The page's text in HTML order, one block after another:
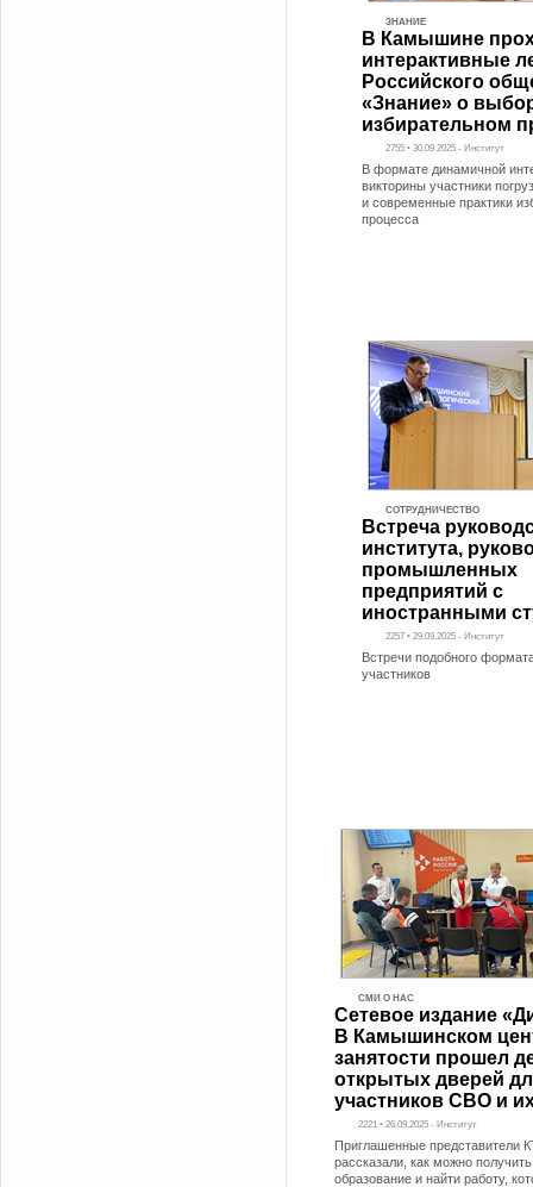
ЗНАНИЕ
В Камышине
интерактивные
Российского
«Знание» о
избирательном
2755 • 30.09.2025 - Институт
В формате динамичной
викторины участники
и современные практики
процесса
СОТРУДНИЧЕСТВО
Встреча
института,
промышленных
предприятий с
иностранными
2257 • 29.09.2025 - Институт
Встречи подобного
участников
СМИ О НАС
Сетевое издание
В Камышинском
занятости прошел
открытых дверей
участников СВО и
2221 • 26.09.2025 - Институт
Приглашенные представители
рассказали, как можно
образование и найти работу,